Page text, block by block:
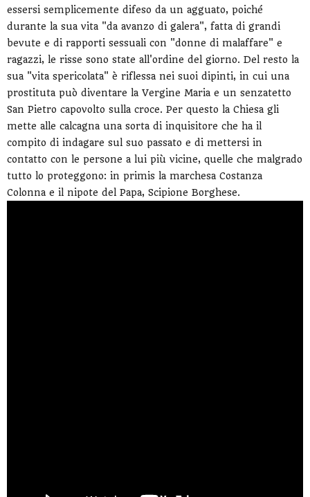
essersi semplicemente difeso da un agguato, poiché
durante la sua vita "da avanzo di galera", fatta di grandi
bevute e di rapporti sessuali con "donne di malaffare" e
ragazzi, le risse sono state all'ordine del giorno. Del resto la
sua "vita spericolata" è riflessa nei suoi dipinti, in cui una
prostituta può diventare la Vergine Maria e un senzatetto
San Pietro capovolto sulla croce. Per questo la Chiesa gli
mette alle calcagna una sorta di inquisitore che ha il
compito di indagare sul suo passato e di mettersi in
contatto con le persone a lui più vicine, quelle che malgrado
tutto lo proteggono: in primis la marchesa Costanza
Colonna e il nipote del Papa, Scipione Borghese.